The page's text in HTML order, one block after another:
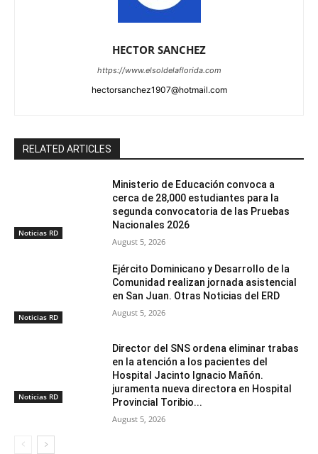
HECTOR SANCHEZ
https://www.elsoldelaflorida.com
hectorsanchez1907@hotmail.com
RELATED ARTICLES
Noticias RD
Ministerio de Educación convoca a
cerca de 28,000 estudiantes para la
segunda convocatoria de las Pruebas
Nacionales 2026
August 5, 2026
Noticias RD
Ejército Dominicano y Desarrollo de la
Comunidad realizan jornada asistencial
en San Juan. Otras Noticias del ERD
August 5, 2026
Noticias RD
Director del SNS ordena eliminar trabas
en la atención a los pacientes del
Hospital Jacinto Ignacio Mañón.
juramenta nueva directora en Hospital
Provincial Toribio...
August 5, 2026